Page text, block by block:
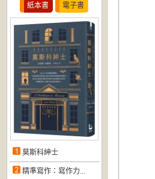
紙本書 電子書
莫斯科紳士
精準寫作：寫作力...